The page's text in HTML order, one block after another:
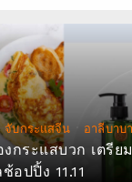
จับกระแสจีน อาลีบาบ
กระแสบวก เตรีย
อปปิ้ง 11.11